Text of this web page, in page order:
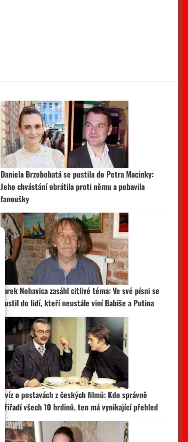
Daniela Brzobohatá se pustila do Petra Macinky:
Jeho chvástání obrátila proti němu a pobavila
fanoušky
Jarek Nohavica zasáhl citlivé téma: Ve své písni se
pustil do lidí, kteří neustále viní Babiše a Putina
Kvíz o postavách z českých filmů: Kdo správně
přiřadí všech 10 hrdinů, ten má vynikající přehled